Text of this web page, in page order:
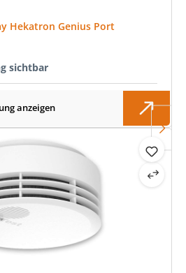
Hekatron Genius Port
sichtbar
anzeigen